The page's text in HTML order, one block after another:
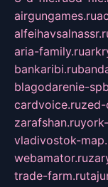
airgungames.ru
aria-family.ru
bankaribi.ru
blagodarenie-
cardvoice.ruzed-
zarafshan.ru
vladivostok-
webamator.ru
trade-farm.ru